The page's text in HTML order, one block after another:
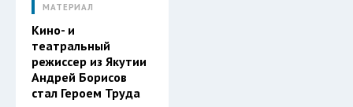
МАТЕРИАЛ
Кино- и
театральный
режиссер из Якутии
Андрей Борисов
стал Героем Труда